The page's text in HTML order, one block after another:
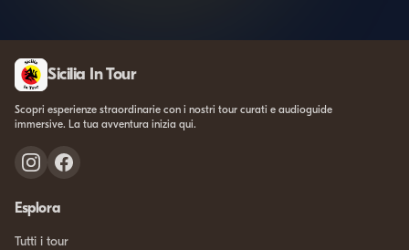
Sicilia In Tour
Scopri esperienze straordinarie con i nostri tour curati e audioguide
immersive. La tua avventura inizia qui.
Esplora
Tutti i tour